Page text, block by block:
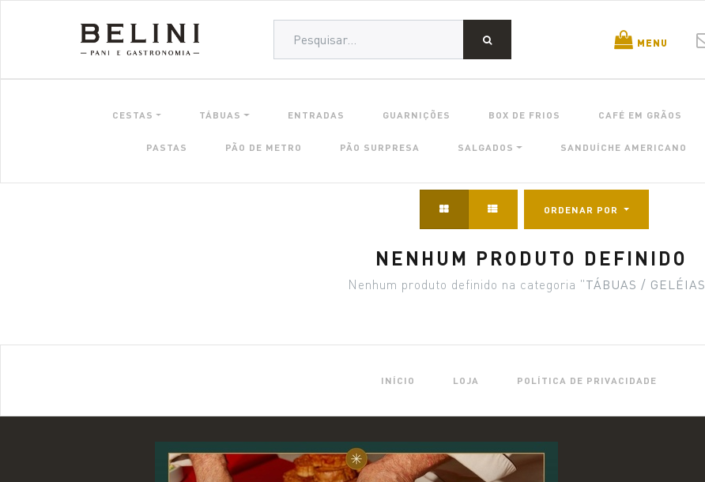
MENU
CESTAS TÁBUAS ENTRADAS GUARNIÇÕES BOX DE FRIOS CAFÉ EM GRÃOS
PASTAS PÃO DE METRO PÃO SURPRESA SALGADOS SANDUÍCHE AMERICANO
ORDENAR POR
NENHUM PRODUTO DEFINIDO
Nenhum produto definido na categoria "TÁBUAS / GELÉIAS
INÍCIO LOJA POLÍTICA DE PRIVACIDADE